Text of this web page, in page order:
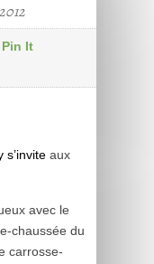
Pin It
s’invite aux
avec le
chaussée du
carrosse-